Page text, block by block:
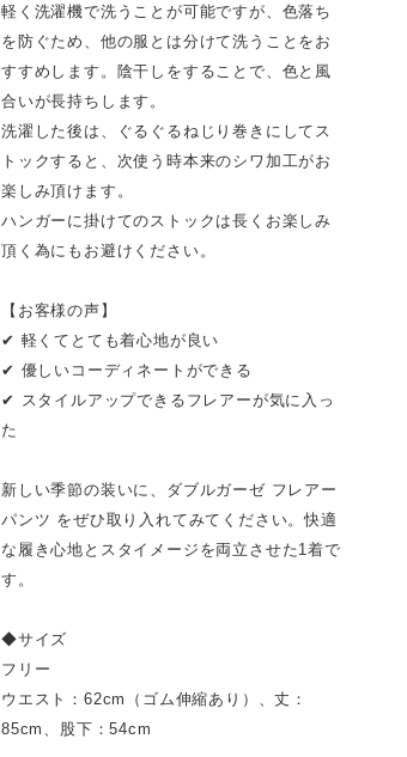
軽く洗濯機で洗うことが可能ですが、色落ち
を防ぐため、他の服とは分けて洗うことをお
すすめします。陰干しをすることで、色と風
合いが長持ちします。
洗濯した後は、ぐるぐるねじり巻きにしてス
トックすると、次使う時本来のシワ加工がお
楽しみ頂けます。
ハンガーに掛けてのストックは長くお楽しみ
頂く為にもお避けください。
【お客様の声】
✔ 軽くてとても着心地が良い
✔ 優しいコーディネートができる
✔ スタイルアップできるフレアーが気に入っ
た
新しい季節の装いに、ダブルガーゼ フレアー
パンツ をぜひ取り入れてみてください。快適
な履き心地とスタイメージを両立させた1着で
す。
◆サイズ
フリー
ウエスト：62cm（ゴム伸縮あり）、丈：
85cm、股下：54cm